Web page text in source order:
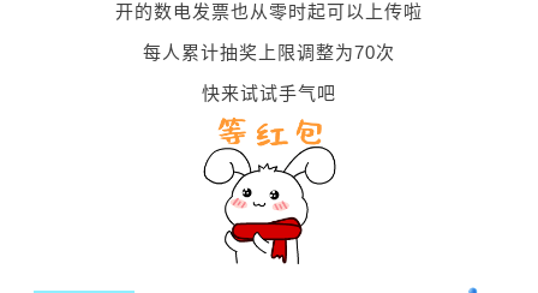
开的数电发票也从零时起可以上传啦
每人累计抽奖上限调整为70次
快来试试手气吧